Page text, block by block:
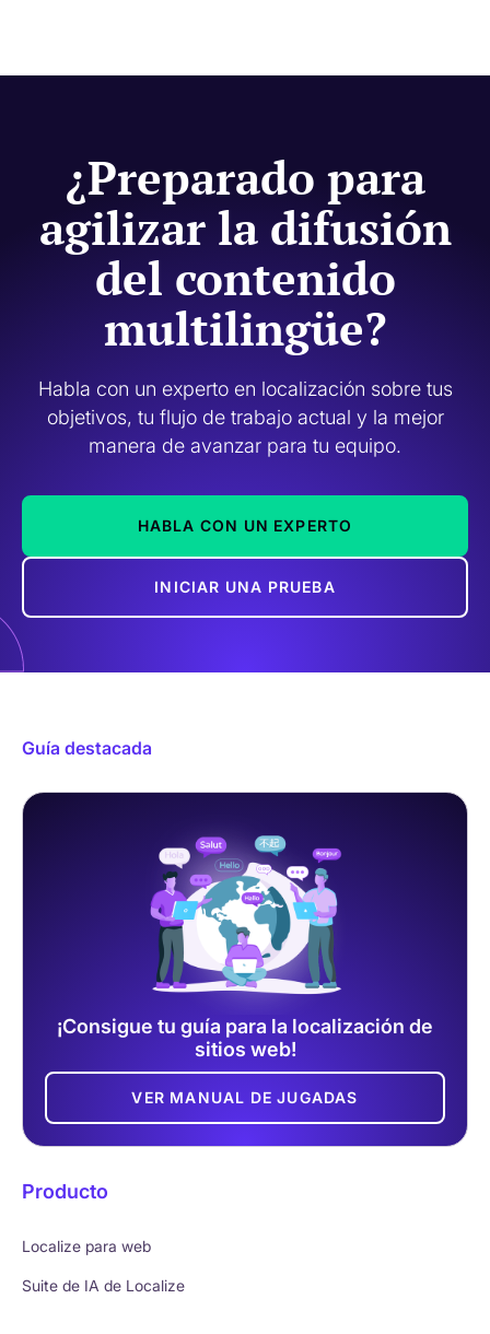
relevancia cultural son más importantes.
¿Preparado para
agilizar la difusión
del contenido
multilingüe?
Habla con un experto en localización sobre tus
objetivos, tu flujo de trabajo actual y la mejor
manera de avanzar para tu equipo.
HABLA CON UN EXPERTO
INICIAR UNA PRUEBA
Guía destacada
¡Consigue tu guía para la localización de
sitios web!
VER MANUAL DE JUGADAS
Producto
Localize para web
Suite de IA de Localize